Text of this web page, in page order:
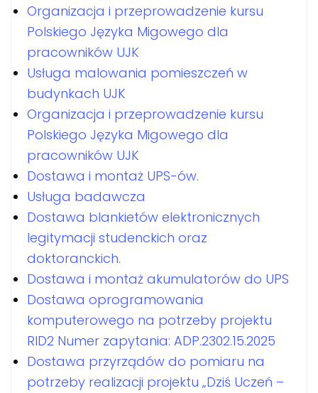
Organizacja i przeprowadzenie kursu
Polskiego Języka Migowego dla
pracowników UJK
Usługa malowania pomieszczeń w
budynkach UJK
Organizacja i przeprowadzenie kursu
Polskiego Języka Migowego dla
pracowników UJK
Dostawa i montaż UPS-ów.
Usługa badawcza
Dostawa blankietów elektronicznych
legitymacji studenckich oraz
doktoranckich.
Dostawa i montaż akumulatorów do UPS
Dostawa oprogramowania
komputerowego na potrzeby projektu
RID2 Numer zapytania: ADP.2302.15.2025
Dostawa przyrządów do pomiaru na
potrzeby realizacji projektu „Dziś Uczeń –